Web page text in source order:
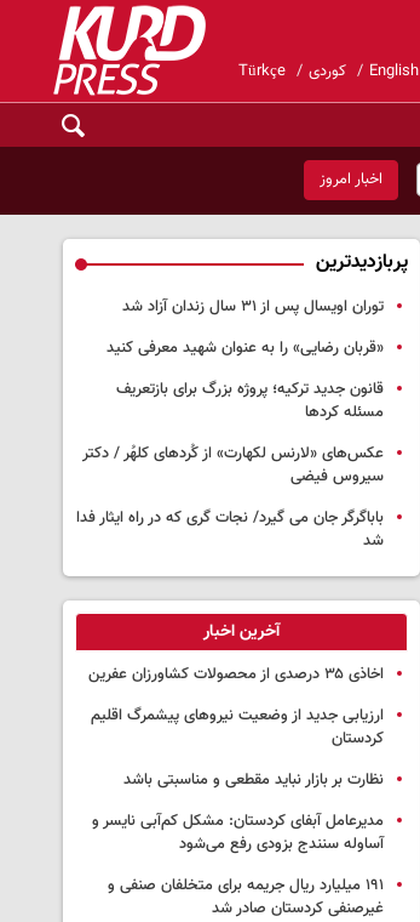
English کوردی Türkçe
اخبار امروز
پربازدیدترین
توران اویسال پس از ۳۱ سال زندان آزاد شد
«قربان رضایی» را به عنوان شهید معرفی کنید
قانون جدید ترکیه؛ پروژه بزرگ‌ برای بازتعریف
مسئله کردها
عکس‌های «لارنس لکهارت» از کُردهای کلهُر / دکتر
سیروس فیضی
باباگرگر جان می گیرد/ نجات گری که در راه ایثار فدا
شد
آخرین اخبار
اخاذی ۳۵ درصدی از محصولات کشاورزان عفرین
ارزیابی جدید از وضعیت نیروهای پیشمرگ اقلیم
کردستان
نظارت بر بازار نباید مقطعی و مناسبتی باشد
مدیرعامل آبفای کردستان: مشکل کم‌آبی نایسر و
آساوله سنندج بزودی رفع می‌شود
۱۹۱ میلیارد ریال جریمه برای متخلفان صنفی و
غیرصنفی کردستان صادر شد